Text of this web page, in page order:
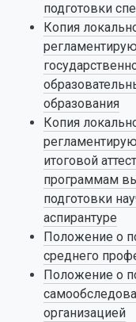
подготовки
Копия
образования
Копия
итоговой
программам
подготовки
аспирантуре
Положение о
среднего
Положение о
организацией